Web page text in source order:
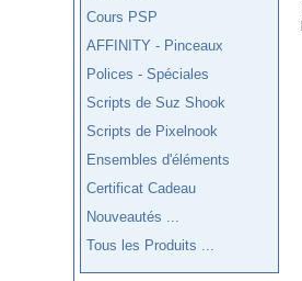
Cours PSP
AFFINITY - Pinceaux
Polices - Spéciales
Scripts de Suz Shook
Scripts de Pixelnook
Ensembles d'éléments
Certificat Cadeau
Nouveautés ...
Tous les Produits ...